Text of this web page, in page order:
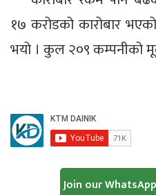
१७ करोडको कारोबार
भयो । कुल २०९ कम्पनीको
Join our